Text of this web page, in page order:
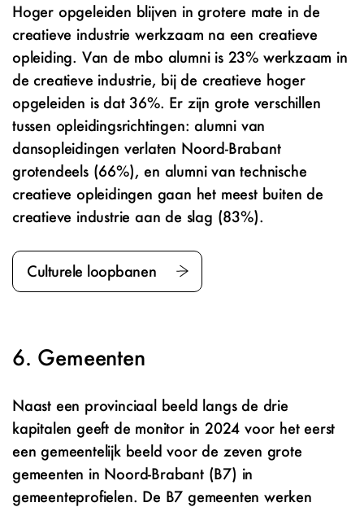
Hoger opgeleiden blijven in grotere mate in de
creatieve industrie werkzaam na een creatieve
opleiding. Van de mbo alumni is 23% werkzaam in
de creatieve industrie, bij de creatieve hoger
opgeleiden is dat 36%. Er zijn grote verschillen
tussen opleidingsrichtingen: alumni van
dansopleidingen verlaten Noord-Brabant
grotendeels (66%), en alumni van technische
creatieve opleidingen gaan het meest buiten de
creatieve industrie aan de slag (83%).
Culturele loopbanen
Gemeenten
Naast een provinciaal beeld langs de drie
kapitalen geeft de monitor in 2024 voor het eerst
een gemeentelijk beeld voor de zeven grote
gemeenten in Noord-Brabant (B7) in
gemeenteprofielen. De B7 gemeenten werken